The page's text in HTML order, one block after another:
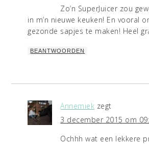
Zo’n SuperJuicer zou
in m’n nieuwe keuken! En vooral
gezonde sapjes te maken! Heel
BEANTWOORDEN
Annemiek zegt
3 december 2015 om
Ochhh wat een lekkere